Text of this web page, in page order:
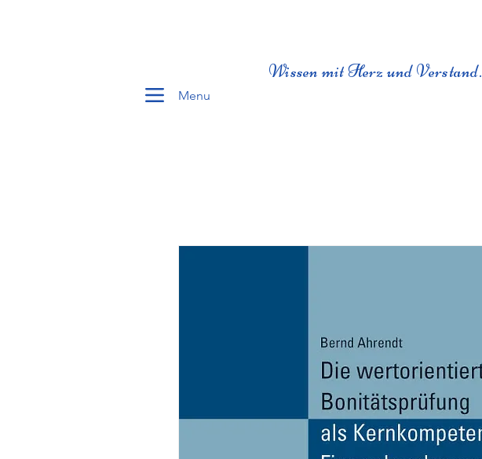
Menu
Wissen mit Herz und Verstand.